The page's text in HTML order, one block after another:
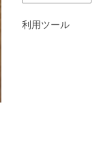
利用ツール